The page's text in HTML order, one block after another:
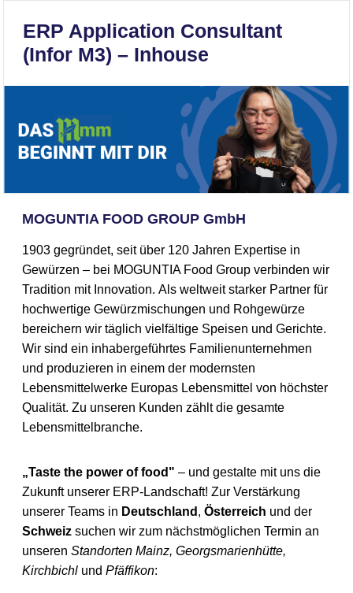
ERP Application Consultant
(Infor M3) – Inhouse
MOGUNTIA FOOD GROUP GmbH
1903 gegründet, seit über 120 Jahren Expertise in
Gewürzen – bei MOGUNTIA Food Group verbinden wir
Tradition mit Innovation. Als weltweit starker Partner für
hochwertige Gewürzmischungen und Rohgewürze
bereichern wir täglich vielfältige Speisen und Gerichte.
Wir sind ein inhabergeführtes Familienunternehmen
und produzieren in einem der modernsten
Lebensmittelwerke Europas Lebensmittel von höchster
Qualität. Zu unseren Kunden zählt die gesamte
Lebensmittelbranche.
„Taste the power of food" – und gestalte mit uns die
Zukunft unserer ERP-Landschaft! Zur Verstärkung
unserer Teams in Deutschland ,Österreich und der
Schweiz suchen wir zum nächstmöglichen Termin an
unserenStandorten Mainz, Georgsmarienhütte,
Kirchbichl undPfäffikon: